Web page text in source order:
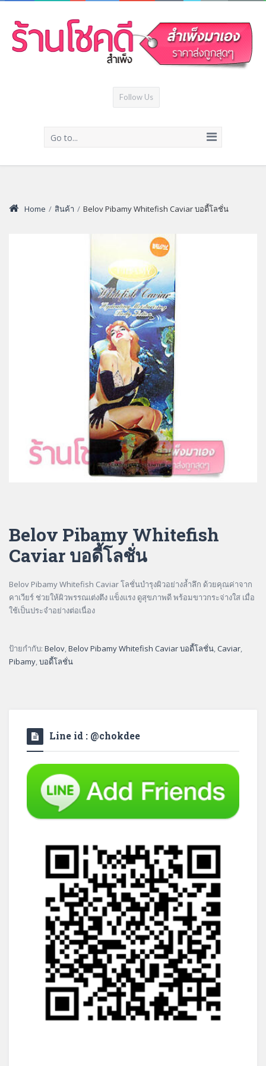
Follow Us
Go to...
Home / สินค้า / Belov Pibamy Whitefish Caviar บอดี้โลชั่น
Belov Pibamy Whitefish
Caviar บอดี้โลชั่น
Belov Pibamy Whitefish Caviar โลชั่นบำรุงผิวอย่างล้ำลึก ด้วยคุณค่าจาก
คาเวียร์ ช่วยให้ผิวพรรณเต่งตึง แข็งแรง ดูสุขภาพดี พร้อมขาวกระจ่างใส เมื่อ
ใช้เป็นประจำอย่างต่อเนื่อง
ป้ายกำกับ: Belov,Belov Pibamy Whitefish Caviar บอดี้โลชั่น,Caviar,
Pibamy,บอดี้โลชั่น
Line id : @chokdee